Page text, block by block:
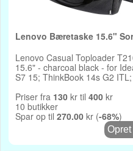
Lenovo Bæretaske 15.6"
Lenovo Casual Toploader
15.6" - charcoal black - for
S7 15; ThinkBook 14s G2
Priser fra 130 kr til 400 kr
10 butikker
Spar op til 270.00 kr (-68%)